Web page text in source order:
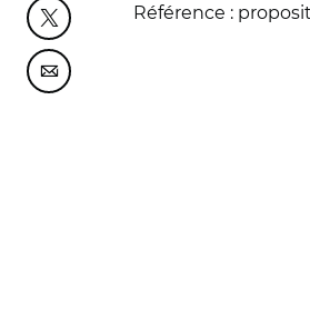
Partager cette page sur Twitter
Partager cette page sur Courriel
Référence :